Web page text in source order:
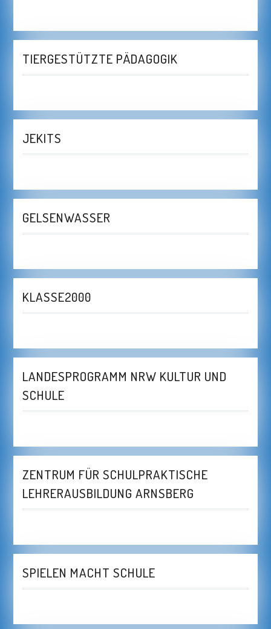
TIERGESTÜTZTE PÄDAGOGIK
JEKITS
GELSENWASSER
KLASSE2000
LANDESPROGRAMM NRW KULTUR UND
SCHULE
ZENTRUM FÜR SCHULPRAKTISCHE
LEHRERAUSBILDUNG ARNSBERG
SPIELEN MACHT SCHULE